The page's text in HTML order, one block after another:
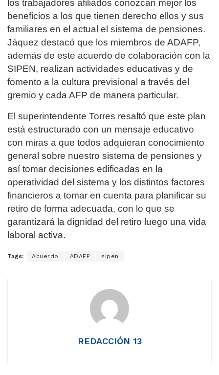
los trabajadores afiliados conozcan mejor los
beneficios a los que tienen derecho ellos y sus
familiares en el actual el sistema de pensiones.
Jáquez destacó que los miembros de ADAFP,
además de este acuerdo de colaboración con la
SIPEN, realizan actividades educativas y de
fomento a la cultura previsional a través del
gremio y cada AFP de manera particular.
El superintendente Torres resaltó que este plan
está estructurado con un mensaje educativo
con miras a que todos adquieran conocimiento
general sobre nuestro sistema de pensiones y
así tomar decisiones edificadas en la
operatividad del sistema y los distintos factores
financieros a tomar en cuenta para planificar su
retiro de forma adecuada, con lo que se
garantizará la dignidad del retiro luego una vida
laboral activa.
Tags: Acuerdo ADAFP sipen
REDACCIÓN 13